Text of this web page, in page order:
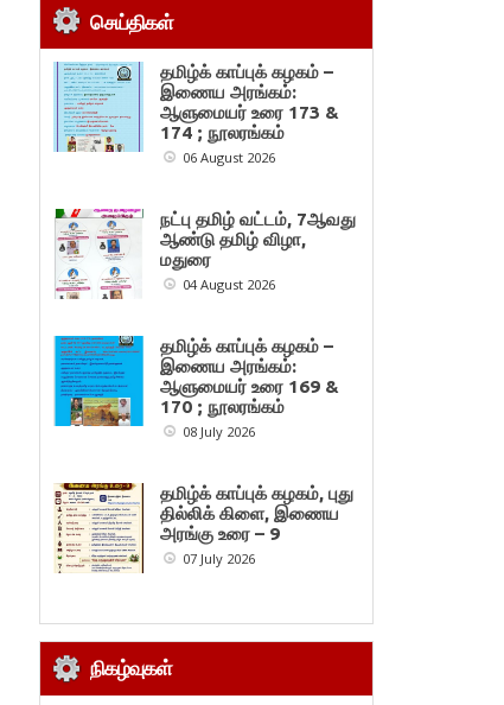
செய்திகள்
தமிழ்க் காப்புக் கழகம் –
இணைய அரங்கம்:
ஆளுமையர் உரை 173 &
174 ; நூலரங்கம்
06 August 2026
நட்பு தமிழ் வட்டம், 7ஆவது
ஆண்டு தமிழ் விழா,
மதுரை
04 August 2026
தமிழ்க் காப்புக் கழகம் –
இணைய அரங்கம்:
ஆளுமையர் உரை 169 &
170 ; நூலரங்கம்
08 July 2026
தமிழ்க் காப்புக் கழகம், புது
தில்லிக் கிளை, இணைய
அரங்கு உரை – 9
07 July 2026
நிகழ்வுகள்